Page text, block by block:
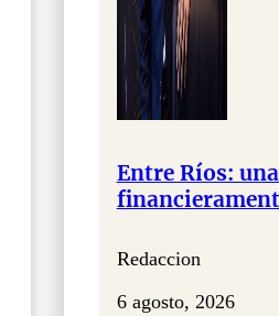
Entre Ríos:
Redaccion
6 agosto, 2026